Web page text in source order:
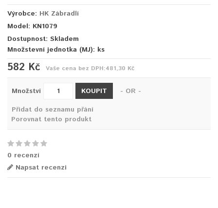
Výrobce: HK Zábradlí
Model: KN1079
Dostupnost: Skladem
Množstevní jednotka (MJ): ks
582 Kč Vaše cena bez DPH:481,30 Kč
Množství KOUPIT
- OR -
Přidat do seznamu přání
Porovnat tento produkt
0 recenzí
Napsat recenzi